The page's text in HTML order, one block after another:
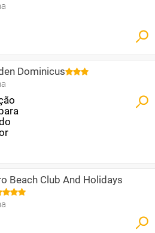
Dominicus
Beach Club And Holidays